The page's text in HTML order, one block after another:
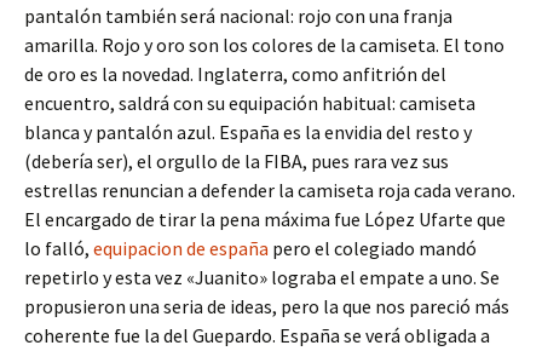
pantalón también será nacional: rojo con una franja
amarilla. Rojo y oro son los colores de la camiseta. El tono
de oro es la novedad. Inglaterra, como anfitrión del
encuentro, saldrá con su equipación habitual: camiseta
blanca y pantalón azul. España es la envidia del resto y
(debería ser), el orgullo de la FIBA, pues rara vez sus
estrellas renuncian a defender la camiseta roja cada verano.
El encargado de tirar la pena máxima fue López Ufarte que
lo falló, equipacion de españa pero el colegiado mandó
repetirlo y esta vez «Juanito» lograba el empate a uno. Se
propusieron una seria de ideas, pero la que nos pareció más
coherente fue la del Guepardo. España se verá obligada a